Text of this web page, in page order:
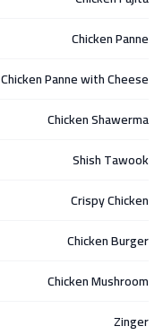
Chicken Panne
Chicken Panne with Cheese
Chicken Shawerma
Shish Tawook
Crispy Chicken
Chicken Burger
Chicken Mushroom
Zinger